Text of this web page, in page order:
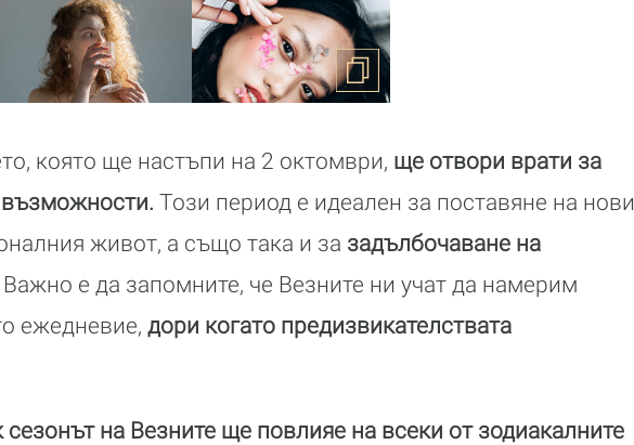
която ще настъпи на 2 октомври, ще отвори врати за
Този период е идеален за поставяне на нови
живот, а също така и за задълбочаване на
Важно е да запомните, че Везните ни учат да намерим
ежедневие, дори когато предизвикателствата
сезонът на Везните ще повлияе на всеки от зодиакалните